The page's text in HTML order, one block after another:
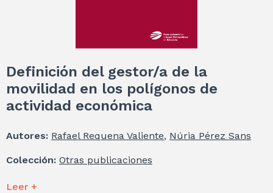
Definición del gestor/a de la
movilidad en los polígonos de
actividad económica
Autores: Rafael Requena Valiente, Núria Pérez Sans
Colección: Otras publicaciones
Leer +